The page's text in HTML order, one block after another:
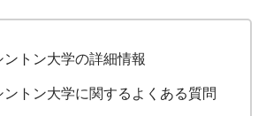
ントン大学の詳細情報
ントン大学に関するよくある質問